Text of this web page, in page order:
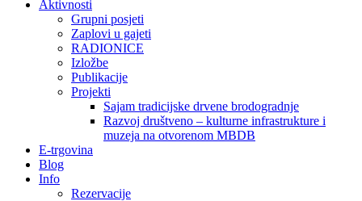
Aktivnosti
Grupni posjeti
Zaplovi u gajeti
RADIONICE
Izložbe
Publikacije
Projekti
Sajam tradicijske drvene brodogradnje
Razvoj društveno – kulturne infrastrukture i
muzeja na otvorenom MBDB
E-trgovina
Blog
Info
Rezervacije